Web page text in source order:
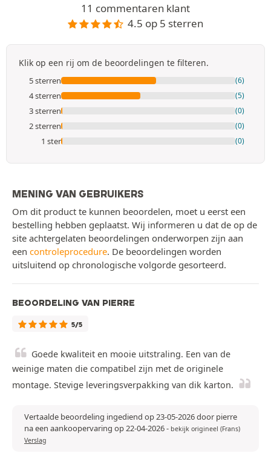
11 commentaren klant
4.5 op 5 sterren
Klik op een rij om de beoordelingen te filteren.
5 sterren (6)
4 sterren (5)
3 sterren (0)
2 sterren (0)
1 ster (0)
MENING VAN GEBRUIKERS
Om dit product te kunnen beoordelen, moet u eerst een
bestelling hebben geplaatst. Wij informeren u dat de op de
site achtergelaten beoordelingen onderworpen zijn aan
een controleprocedure. De beoordelingen worden
uitsluitend op chronologische volgorde gesorteerd.
BEOORDELING VAN PIERRE
5/5
Goede kwaliteit en mooie uitstraling. Een van de
weinige maten die compatibel zijn met de originele
montage. Stevige leveringsverpakking van dik karton.
Vertaalde beoordeling ingediend op 23-05-2026 door pierre
na een aankoopervaring op 22-04-2026- bekijk origineel (Frans)
Verslag